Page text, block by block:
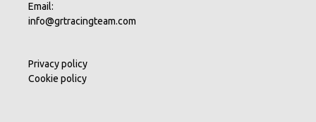
Email:
info@grtracingteam.com
Privacy policy
Cookie policy